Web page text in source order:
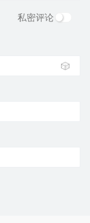
私密评论
🎲